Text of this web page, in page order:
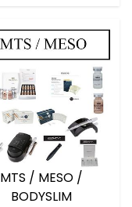
MTS / MESO /
BODYSLIM